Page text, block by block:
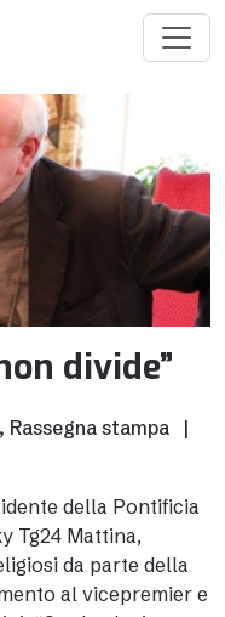
divide”
, Rassegna stampa |
della Pontificia
Tg24 Mattina,
da parte della
al vicepremier e